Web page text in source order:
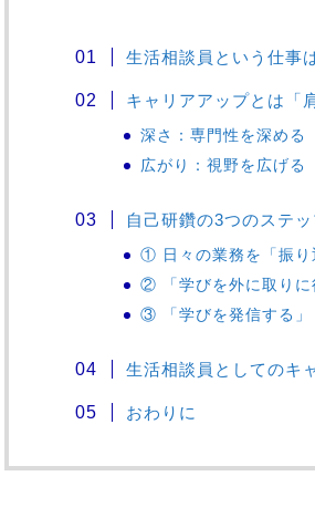
生活相談員という仕事
キャリアアップとは「
深さ：専門性を深める
広がり：視野を広げる
自己研鑽の3つのステ
① 日々の業務を「振り
② 「学びを外に取りに
③ 「学びを発信する」
生活相談員としてのキ
おわりに